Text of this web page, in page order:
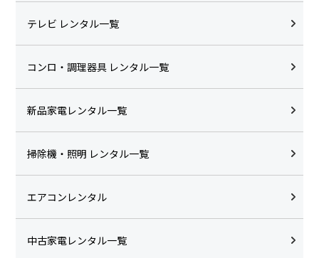
テレビ レンタル一覧
コンロ・調理器具 レンタル一覧
新品家電レンタル一覧
掃除機・照明 レンタル一覧
エアコンレンタル
中古家電レンタル一覧